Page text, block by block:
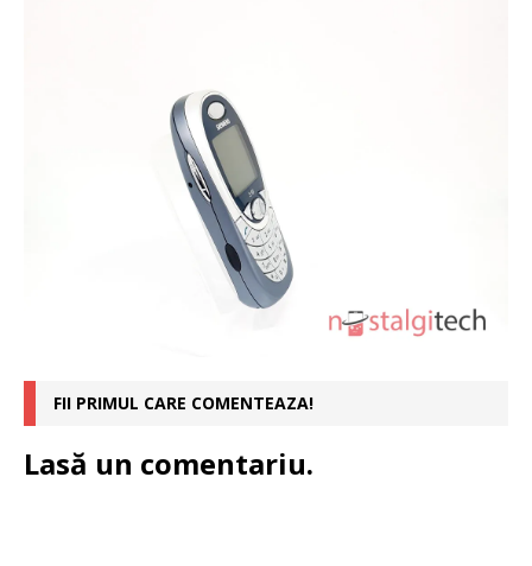
FII PRIMUL CARE COMENTEAZA!
Lasă un comentariu.